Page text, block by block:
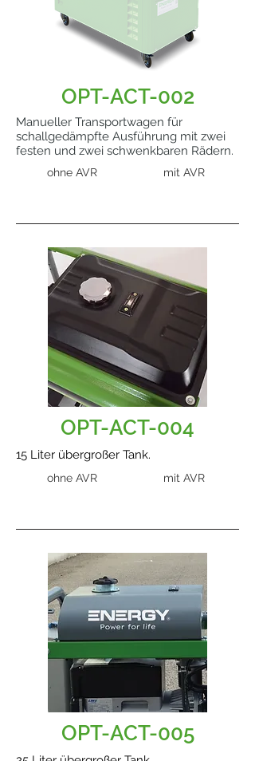
OPT-ACT-002
Manueller Transportwagen für
schallgedämpfte Ausführung mit zwei
festen und zwei schwenkbaren Rädern.
ohne AVR mit AVR
OPT-ACT-004
15 Liter übergroßer Tank.
ohne AVR mit AVR
OPT-ACT-005